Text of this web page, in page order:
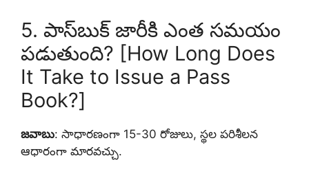
5. పాస్‌బుక్ జారీకి ఎంత సమయం
పడుతుంది? [How Long Does
It Take to Issue a Pass
Book?]
జవాబు: సాధారణంగా 15-30 రోజులు, స్థల పరిశీలన
ఆధారంగా మారవచ్చు.